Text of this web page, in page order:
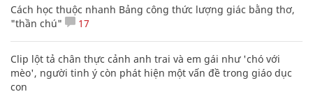
Cách học thuộc nhanh Bảng công thức lượng giác bằng thơ,
"thần chú"
17
Clip lột tả chân thực cảnh anh trai và em gái như 'chó với
mèo', người tinh ý còn phát hiện một vấn đề trong giáo dục
con